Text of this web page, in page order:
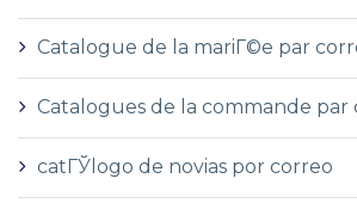
Catalogue de la mariГ©e par
Catalogues de la commande par
catГЎlogo de novias por correo